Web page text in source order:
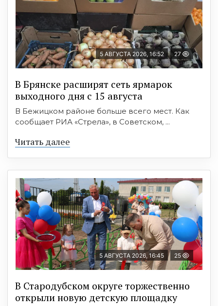
5 АВГУСТА 2026, 16:52 27
В Брянске расширят сеть ярмарок
выходного дня с 15 августа
В Бежицком районе больше всего мест. Как
сообщает РИА «Стрела», в Советском, ...
Читать далее
5 АВГУСТА 2026, 16:45 25
В Стародубском округе торжественно
открыли новую детскую площадку